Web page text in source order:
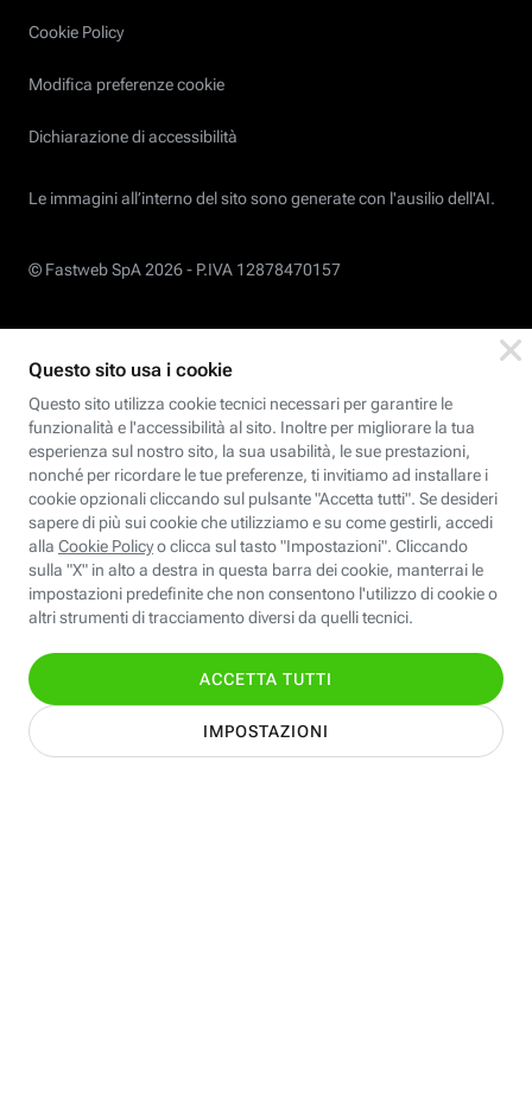
Cookie Policy
Modifica preferenze cookie
Dichiarazione di accessibilità
Le immagini all’interno del sito sono generate con l'ausilio dell'AI.
© Fastweb SpA 2026 - P.IVA 12878470157